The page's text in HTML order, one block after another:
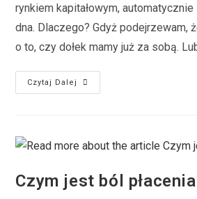
rynkiem kapitałowym,
dna. Dlaczego? Gdyż podejrzewam,
o to, czy dołek mamy już za sobą.
Czytaj Dalej
Czym jest ból